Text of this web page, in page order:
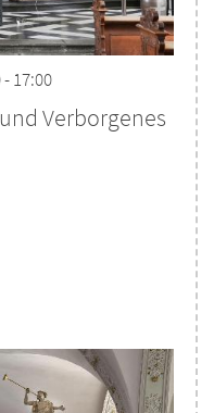
17:00
Verborgenes